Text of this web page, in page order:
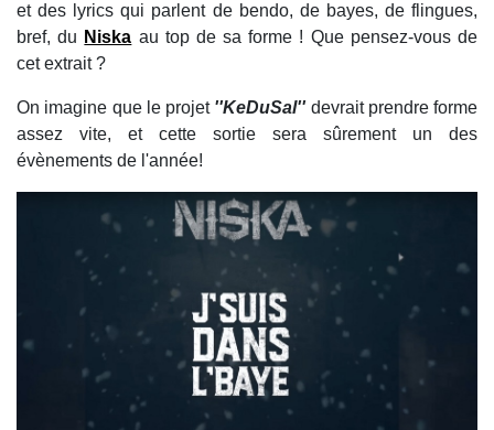
et des lyrics qui parlent de bendo, de bayes, de flingues,
bref, du Niska au top de sa forme ! Que pensez-vous de
cet extrait ?
On imagine que le projet ''KeDuSal''devrait prendre forme
assez vite, et cette sortie sera sûrement un des
évènements de l'année!